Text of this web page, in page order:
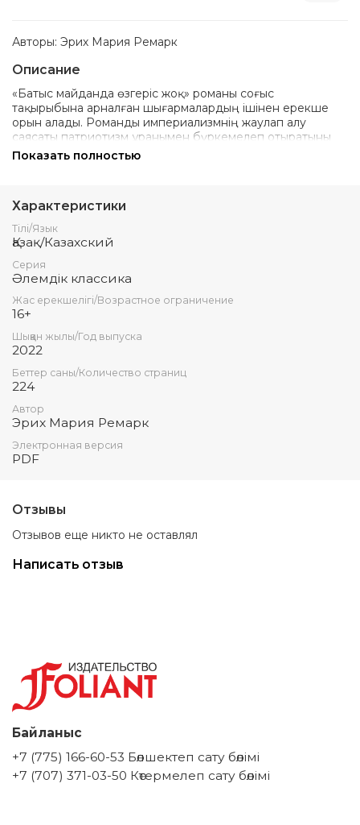
Авторы: Эрих Мария Ремарк
Описание
«Батыс майданда өзгеріс жоқ» романы соғыс
тақырыбына арналған шығармалардың ішінен ерекше
орын алады. Романды империализмнің жаулап алу
саясаты патриотизм ұранымен бүркемелеп отыратыны
ашық әшкереленеді. Роман Еуропа тілдерінің бәріне
Показать полностью
Характеристики
Тілі/Язык
Қазақ/Казахский
Серия
Әлемдік классика
Жас ерекшелігі/Возрастное ограничение
16+
Шыққан жылы/Год выпуска
2022
Беттер саны/Количество страниц
224
Автор
Эрих Мария Ремарк
Электронная версия
PDF
Отзывы
Отзывов еще никто не оставлял
Написать отзыв
Байланыс
+7 (775) 166-60-53 Бөлшектеп сату бөлімі
+7 (707) 371-03-50 Көтермелеп сату бөлімі